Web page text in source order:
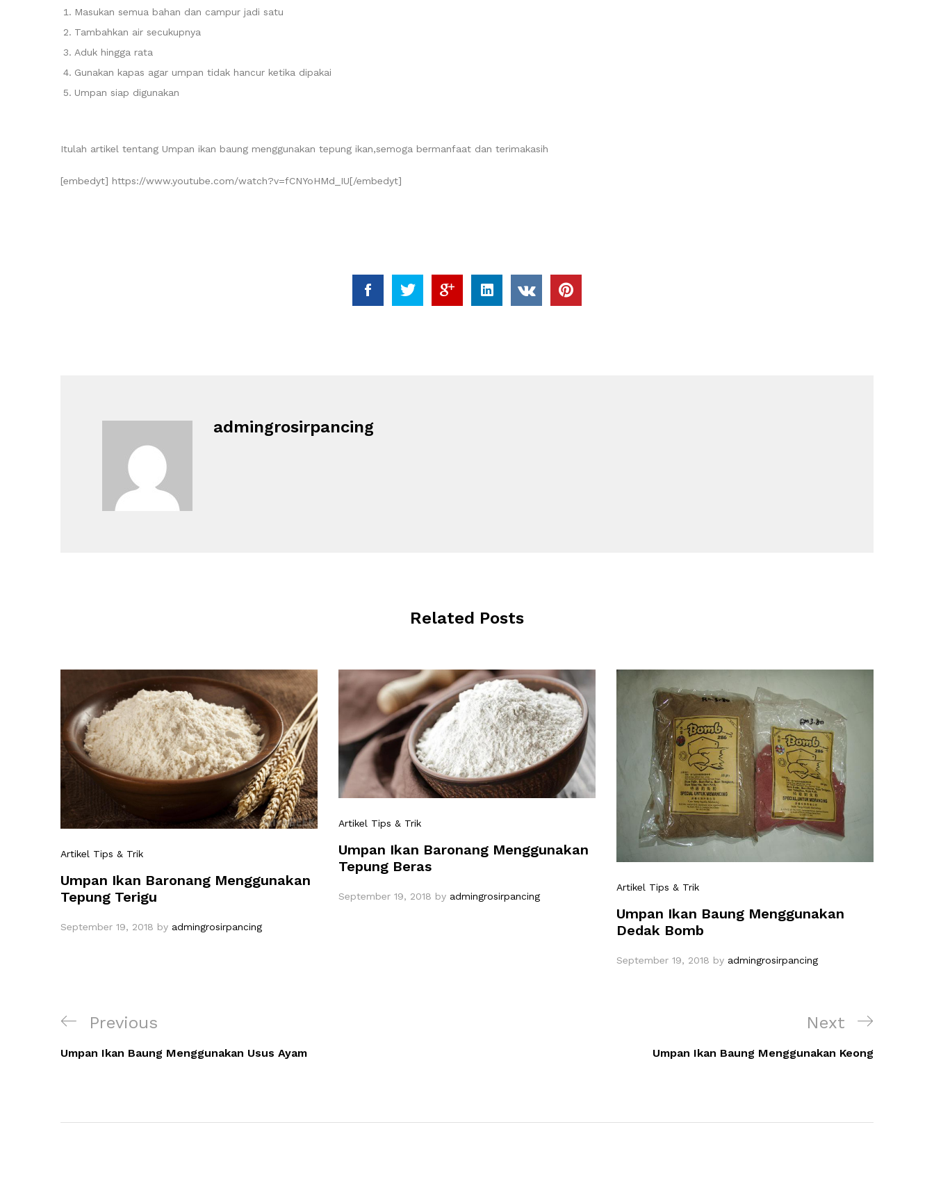
Masukan semua bahan dan campur jadi satu
Tambahkan air secukupnya
Aduk hingga rata
Gunakan kapas agar umpan tidak hancur ketika dipakai
Umpan siap digunakan
Itulah artikel tentang Umpan ikan baung menggunakan tepung ikan,semoga bermanfaat dan terimakasih
[embedyt] https://www.youtube.com/watch?v=fCNYoHMd_IU[/embedyt]
admingrosirpancing
Related Posts
Artikel Tips & Trik
Umpan Ikan Baronang Menggunakan
Tepung Terigu
September 19, 2018 by admingrosirpancing
Artikel Tips & Trik
Umpan Ikan Baronang Menggunakan
Tepung Beras
September 19, 2018 by admingrosirpancing
Artikel Tips & Trik
Umpan Ikan Baung Menggunakan
Dedak Bomb
September 19, 2018 by admingrosirpancing
Navigasi
pos
Previous
Post
Previous
Umpan Ikan Baung Menggunakan Usus Ayam
Next
Post
Next
Umpan Ikan Baung Menggunakan Keong